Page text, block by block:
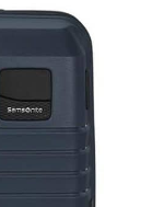
un
de
de
externe à
facilement vos
pour homme